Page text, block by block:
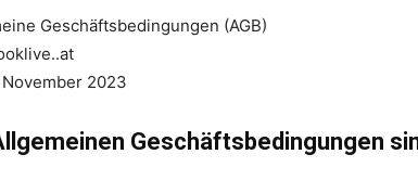
Geschäftsbedingungen (AGB)
2023
Geschäftsbedingungen